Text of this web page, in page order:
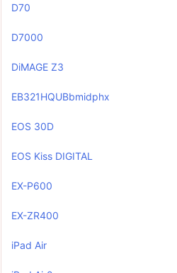
D70
D7000
DiMAGE Z3
EB321HQUBbmidphx
EOS 30D
EOS Kiss DIGITAL
EX-P600
EX-ZR400
iPad Air